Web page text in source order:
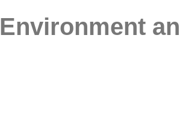
Environment